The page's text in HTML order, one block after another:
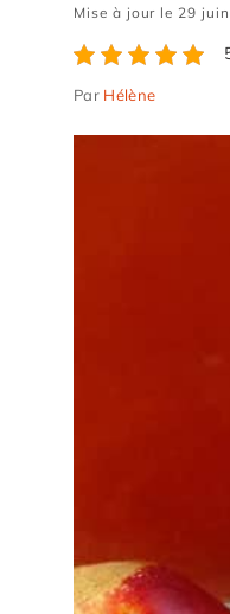
Mise à jour le 29
Par Hélène